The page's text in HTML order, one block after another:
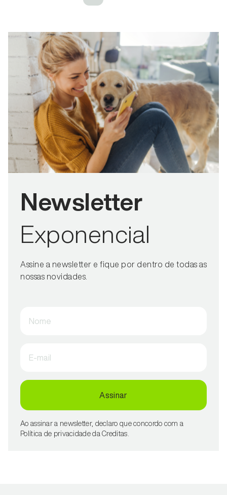
Newsletter
Exponencial
Assine a newsletter e fique por dentro de todas as
nossas novidades.
Nome
E-mail
Assinar
Ao assinar a newsletter, declaro que concordo com a
Política de privacidade da Creditas.